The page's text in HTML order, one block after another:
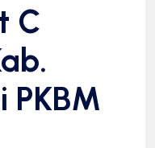
C
PKBM